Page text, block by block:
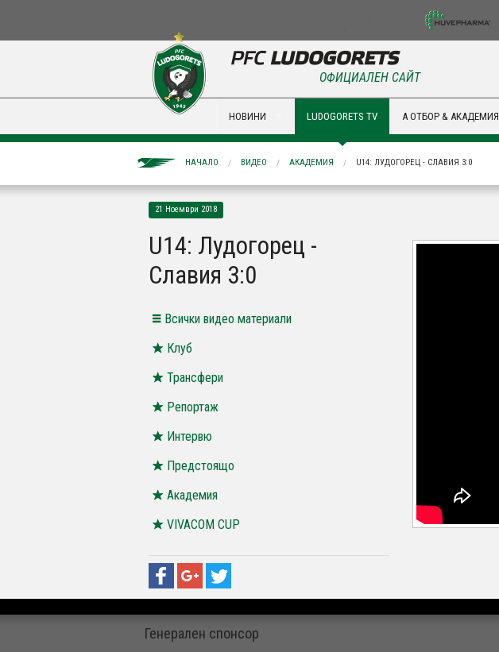
ОФИЦИАЛЕН САЙТ
НОВИНИ LUDOGORETS TV А ОТБОР & АКАДЕМИЯ
НАЧАЛО ВИДЕО АКАДЕМИЯ U14: ЛУДОГОРЕЦ - СЛАВИЯ 3:0
21 Ноември 2018
U14: Лудогорец -
Славия 3:0
Всички видео материали
Клуб
Трансфери
Репортаж
Интервю
Предстоящо
Академия
VIVACOM CUP
Генерален спонсор